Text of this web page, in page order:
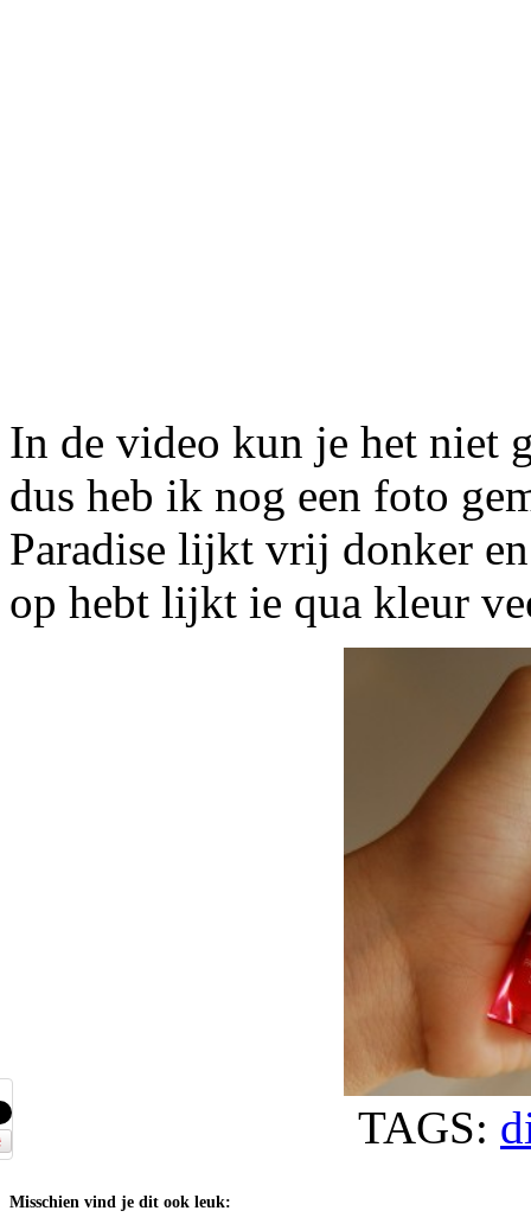
In de video kun je het niet
dus heb ik nog een foto
Paradise lijkt vrij donker
op hebt lijkt ie qua kleur
TAGS:
Misschien vind je dit ook leuk: